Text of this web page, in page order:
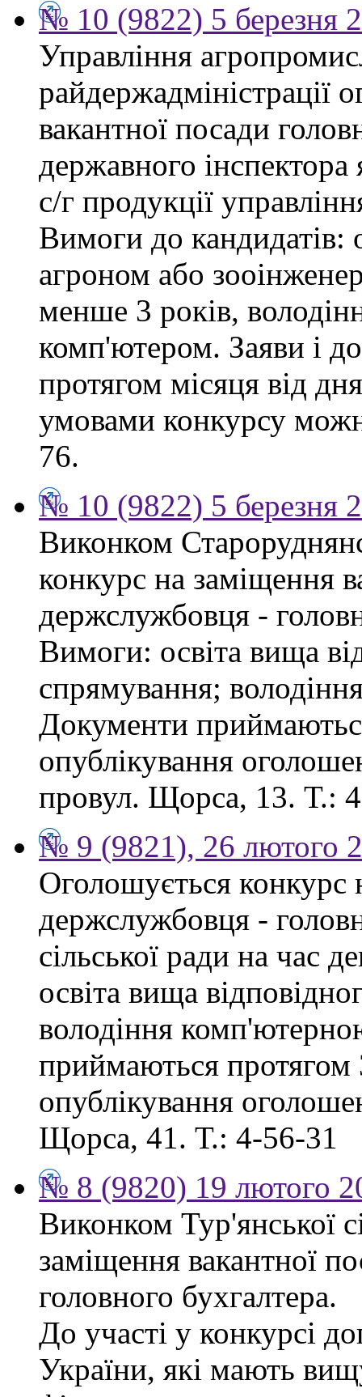
№ 10 (9822) 5 березня
Управління
райдержадміністрації
вакантної посади
державного інспектора
с/г продукції
Вимоги до кандидатів:
агроном або
менше 3 років,
комп'ютером. Заяви і
протягом місяця від
умовами конкурсу
76.
№ 10 (9822) 5 березня
Виконком
конкурс на заміщення
держслужбовця -
Вимоги: освіта вища
спрямування;
Документи
опублікування
провул. Щорса, 13. Т.:
№ 9 (9821), 26 лютого
Оголошується конкурс
держслужбовця -
сільської ради на час
освіта вища
володіння
приймаються протягом
опублікування
Щорса, 41. Т.: 4-56-31
№ 8 (9820) 19 лютого
Виконком Тур'янської
заміщення вакантної
головного бухгалтера.
До участі у конкурсі
України, які мають